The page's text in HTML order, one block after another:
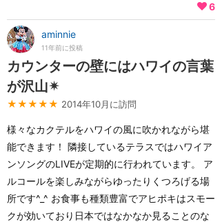
6
aminnie
11年前に投稿
カウンターの壁にはハワイの言葉
が沢山✴︎
★★★★★ 2014年10月に訪問
様々なカクテルをハワイの風に吹かれながら堪
能できます！ 隣接しているテラスではハワイア
ンソングのLIVEが定期的に行われています。 ア
ルコールを楽しみながらゆったりくつろげる場
所です^_^ お食事も種類豊富でアヒポキはスモー
クが効いており日本ではなかなか見ることのな